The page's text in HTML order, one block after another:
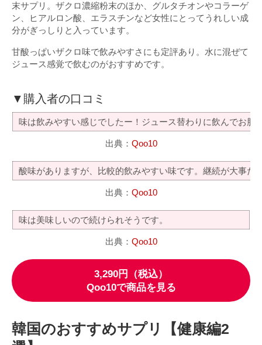
末サプリ。ザクロ濃縮粉末のほか、グルタチオンやコラーゲ
ン、ヒアルロン酸、エラスチンなど女性にとってうれしい成
分がぎっしりと入っています。
甘酸っぱいザクロ味で飲みやすさにも定評あり。水に混ぜて
ジュース感覚で飲むのがおすすめです。
▼購入者の口コミ
味は飲みやすい感じでしたー！ジュース替わりに飲んでお肌
出典： Qoo10
酸味がありますが、比較的飲みやすい味です。継続が大事だ
出典： Qoo10
味は美味しいので続けられそうです。
出典： Qoo10
3,290円（税込）
Qoo10で商品を見る
韓国のおすすめサプリ【健康編2